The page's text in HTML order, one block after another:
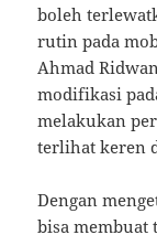
boleh
rutin pada
Ahmad
modifikasi
melakukan
terlihat keren
Dengan
bisa